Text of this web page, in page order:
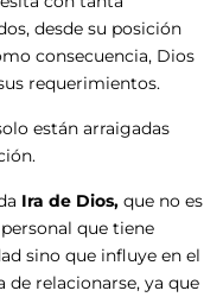
desde su posición
consecuencia, Dios
requerimientos.
están arraigadas
Ira de Dios, que no es
que tiene
sino que influye en el
relacionarse, ya que